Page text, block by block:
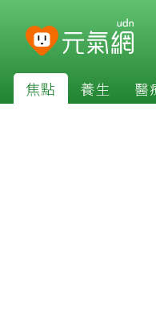
焦點 養生 醫